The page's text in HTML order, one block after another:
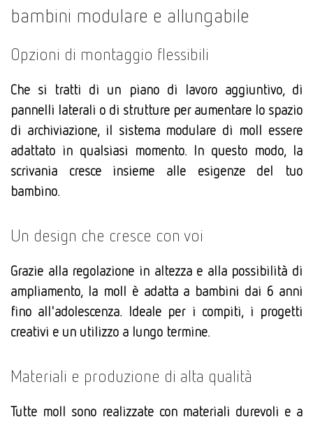
bambini modulare e allungabile
Opzioni di montaggio flessibili
Che si tratti di un piano di lavoro aggiuntivo, di
pannelli laterali o di strutture per aumentare lo spazio
di archiviazione, il sistema modulare di moll essere
adattato in qualsiasi momento. In questo modo, la
scrivania cresce insieme alle esigenze del tuo
bambino.
Un design che cresce con voi
Grazie alla regolazione in altezza e alla possibilità di
ampliamento, la moll è adatta a bambini dai 6 anni
fino all'adolescenza. Ideale per i compiti, i progetti
creativi e un utilizzo a lungo termine.
Materiali e produzione di alta qualità
Tutte moll sono realizzate con materiali durevoli e a